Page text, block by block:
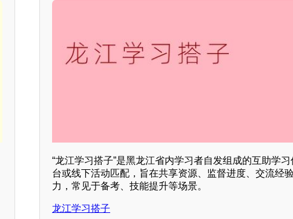
“龙江学习搭子”是黑龙江省内学习者自发组成的互助学
台或线下活动匹配，旨在共享资源、监督进度、交流经
力，常见于备考、技能提升等场景。
龙江学习搭子